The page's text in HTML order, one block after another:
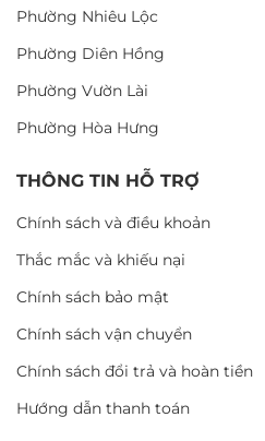
Phường Nhiêu Lộc
Phường Diên Hồng
Phường Vườn Lài
Phường Hòa Hưng
THÔNG TIN HỖ TRỢ
Chính sách và điều khoản
Thắc mắc và khiếu nại
Chính sách bảo mật
Chính sách vận chuyển
Chính sách đổi trả và hoàn tiền
Hướng dẫn thanh toán